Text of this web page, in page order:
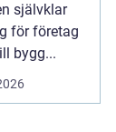
självklar
för företag
bygg...